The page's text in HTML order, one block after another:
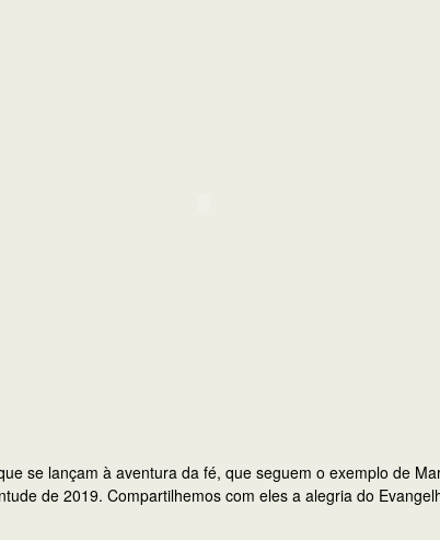
se lançam à aventura da fé, que seguem o exemplo de
de 2019. Compartilhemos com eles a alegria do